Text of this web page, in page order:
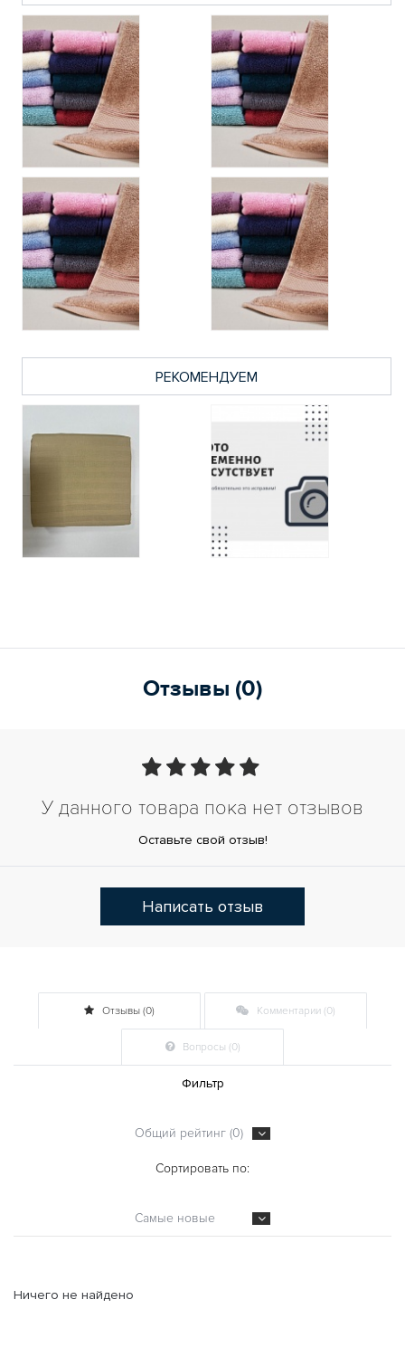
РЕКОМЕНДУЕМ
Отзывы (0)
У данного товара пока нет отзывов
Оставьте свой отзыв!
Написать отзыв
Отзывы (0) Комментарии (0)
Вопросы (0)
Фильтр
Общий рейтинг (0)
Сортировать по:
Самые новые
Ничего не найдено